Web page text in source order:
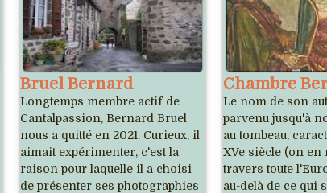
Bruel Bernard
Longtemps membre actif de
Cantalpassion, Bernard Bruel
nous a quitté en 2021. Curieux, il
aimait expérimenter, c'est la
raison pour laquelle il a choisi
de présenter ses photographies
Chambre
Le nom de son
parvenu jusqu'à
au tombeau,
XVe siècle (on en
travers toute
au-delà de ce qui